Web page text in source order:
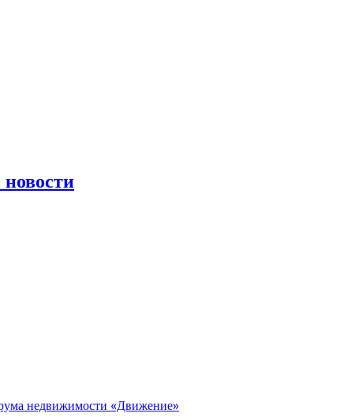
недвижимости «Движение»